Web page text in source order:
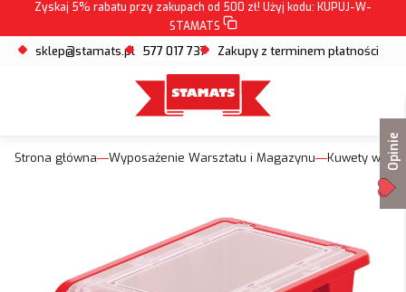
Zyskaj 5% rabatu przy zakupach od 500 zł! Użyj kodu: KUPUJ-W-
STAMATS
sklep@stamats.pl 577 017 737 Zakupy z terminem płatności
Strona główna Wyposażenie Warsztatu i Magazynu Kuwety Opinie